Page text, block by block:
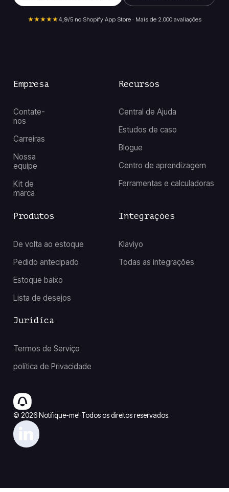
★★★★★4,9/5 no Shopify App Store · Mais de 2.000 avaliações
Empresa
Contate-
nos
Carreiras
Nossa
equipe
Kit de
marca
Recursos
Central de Ajuda
Estudos de caso
Blogue
Centro de aprendizagem
Ferramentas e calculadoras
Produtos
De volta ao estoque
Pedido antecipado
Estoque baixo
Lista de desejos
Integrações
Klaviyo
Todas as integrações
Jurídica
Termos de Serviço
política de Privacidade
© 2026 Notifique-me! Todos os direitos reservados.